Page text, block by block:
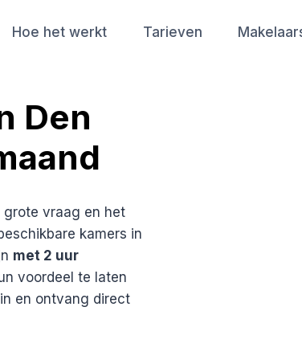
Hoe het werkt Tarieven
Den
grote vraag en het
kamers in
met 2 uur
voordeel te laten
en ontvang direct